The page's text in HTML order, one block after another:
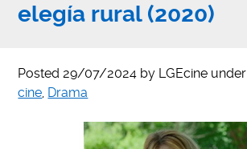
elegía rural (2020)
Posted29/07/2024 by LGEcine under
cine, Drama